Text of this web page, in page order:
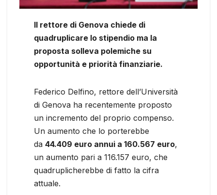
Il rettore di Genova chiede di
quadruplicare lo stipendio ma la
proposta solleva polemiche su
opportunità e priorità finanziarie.
Federico Delfino, rettore dell’Università
di Genova ha recentemente proposto
un incremento del proprio compenso.
Un aumento che lo porterebbe
da 44.409 euro annui a 160.567 euro,
un aumento pari a 116.157 euro, che
quadruplicherebbe di fatto la cifra
attuale.